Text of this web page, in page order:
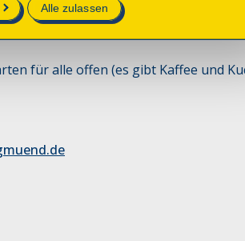
Alle zulassen
für alle offen (es gibt Kaffee und